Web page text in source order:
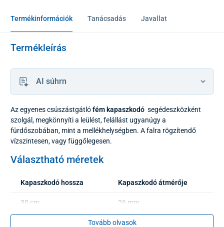
Termékinformációk Tanácsadás Javallat
Termékleírás
AI súhrn
Az egyenes csúszástgátlófém kapaszkodó segédeszközként
szolgál, megkönnyíti a leülést, felállást ugyanúgy a
fürdőszobában, mint a mellékhelységben. A falra rögzítendő
vízszintesen, vagy függőlegesen.
Választható méretek
Kapaszkodó hossza Kapaszkodó átmérője
30 cm 26 mm
26 mm
Tovább olvasok